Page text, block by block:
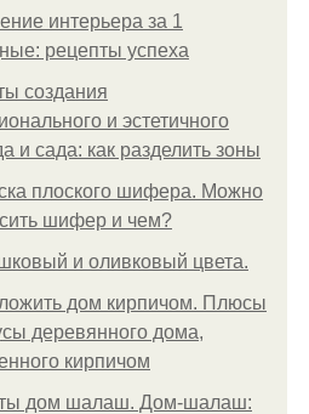
интерьера за 1
рецепты успеха
создания
и эстетичного
и сада: как разделить зоны
плоского шифера. Можно
шифер и чем?
и оливковый цвета.
дом кирпичом. Плюсы
деревянного дома,
кирпичом
дом шалаш. Дом-шалаш: